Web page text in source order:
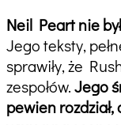
Neil Peart nie
Jego teksty,
sprawiły, że
zespołów.Jego
pewien rozdział,